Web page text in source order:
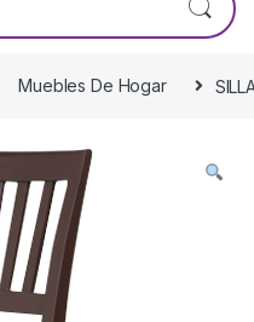
Muebles De Hogar